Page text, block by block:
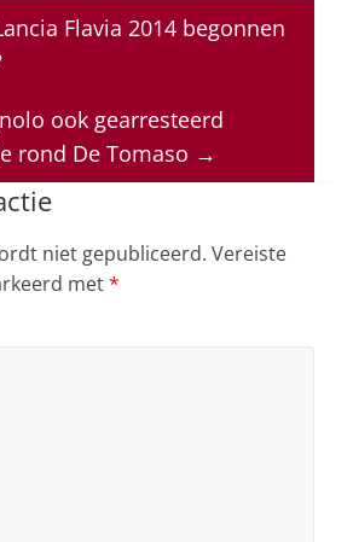
k
e
n
re
a
s
ai
l
Flavia 2014 begonnen
ook gearresteerd
rond De Tomaso →
niet gepubliceerd. Vereiste
met*